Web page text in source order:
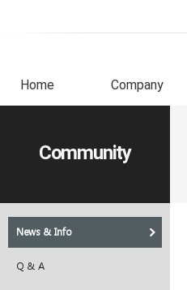
Home Company
Community
News & Info
Q & A